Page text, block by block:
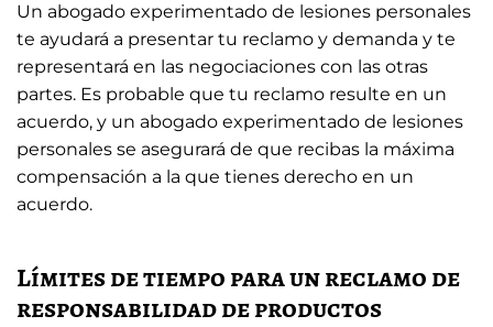
Un abogado experimentado de lesiones personales
te ayudará a presentar tu reclamo y demanda y te
representará en las negociaciones con las otras
partes. Es probable que tu reclamo resulte en un
acuerdo, y un abogado experimentado de lesiones
personales se asegurará de que recibas la máxima
compensación a la que tienes derecho en un
acuerdo.
Límites de tiempo para un reclamo de
responsabilidad de productos